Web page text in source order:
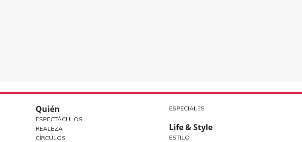
Quién
ESPECTÁCULOS
REALEZA
CÍRCULOS
ESPECIALES
Life & Style
ESTILO